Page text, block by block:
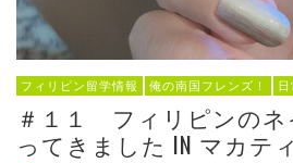
フィリピン留学情報 俺の南国フレンズ！
＃１１ フィリピンの
ってきました IN マカティ